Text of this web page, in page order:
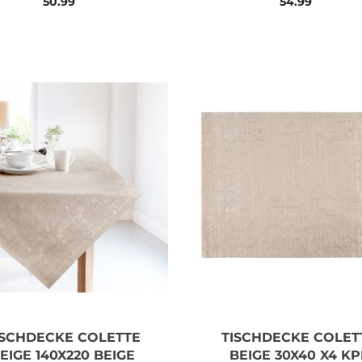
COLETTE
140X220 BEIGE
TISCHDECKE
BEIGE 30X40 X4